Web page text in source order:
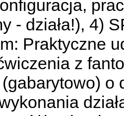
- działa!), 4)
Praktyczne
z
o